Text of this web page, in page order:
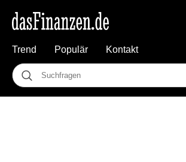
Trend Populär Kontakt